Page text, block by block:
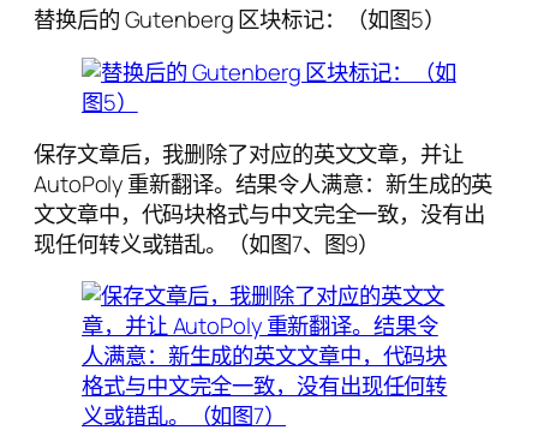
替换后的 Gutenberg 区块标记：（如图5）
保存文章后，我删除了对应的英文文章，并让
AutoPoly 重新翻译。结果令人满意：新生成的英
文文章中，代码块格式与中文完全一致，没有出
现任何转义或错乱。（如图7、图9）